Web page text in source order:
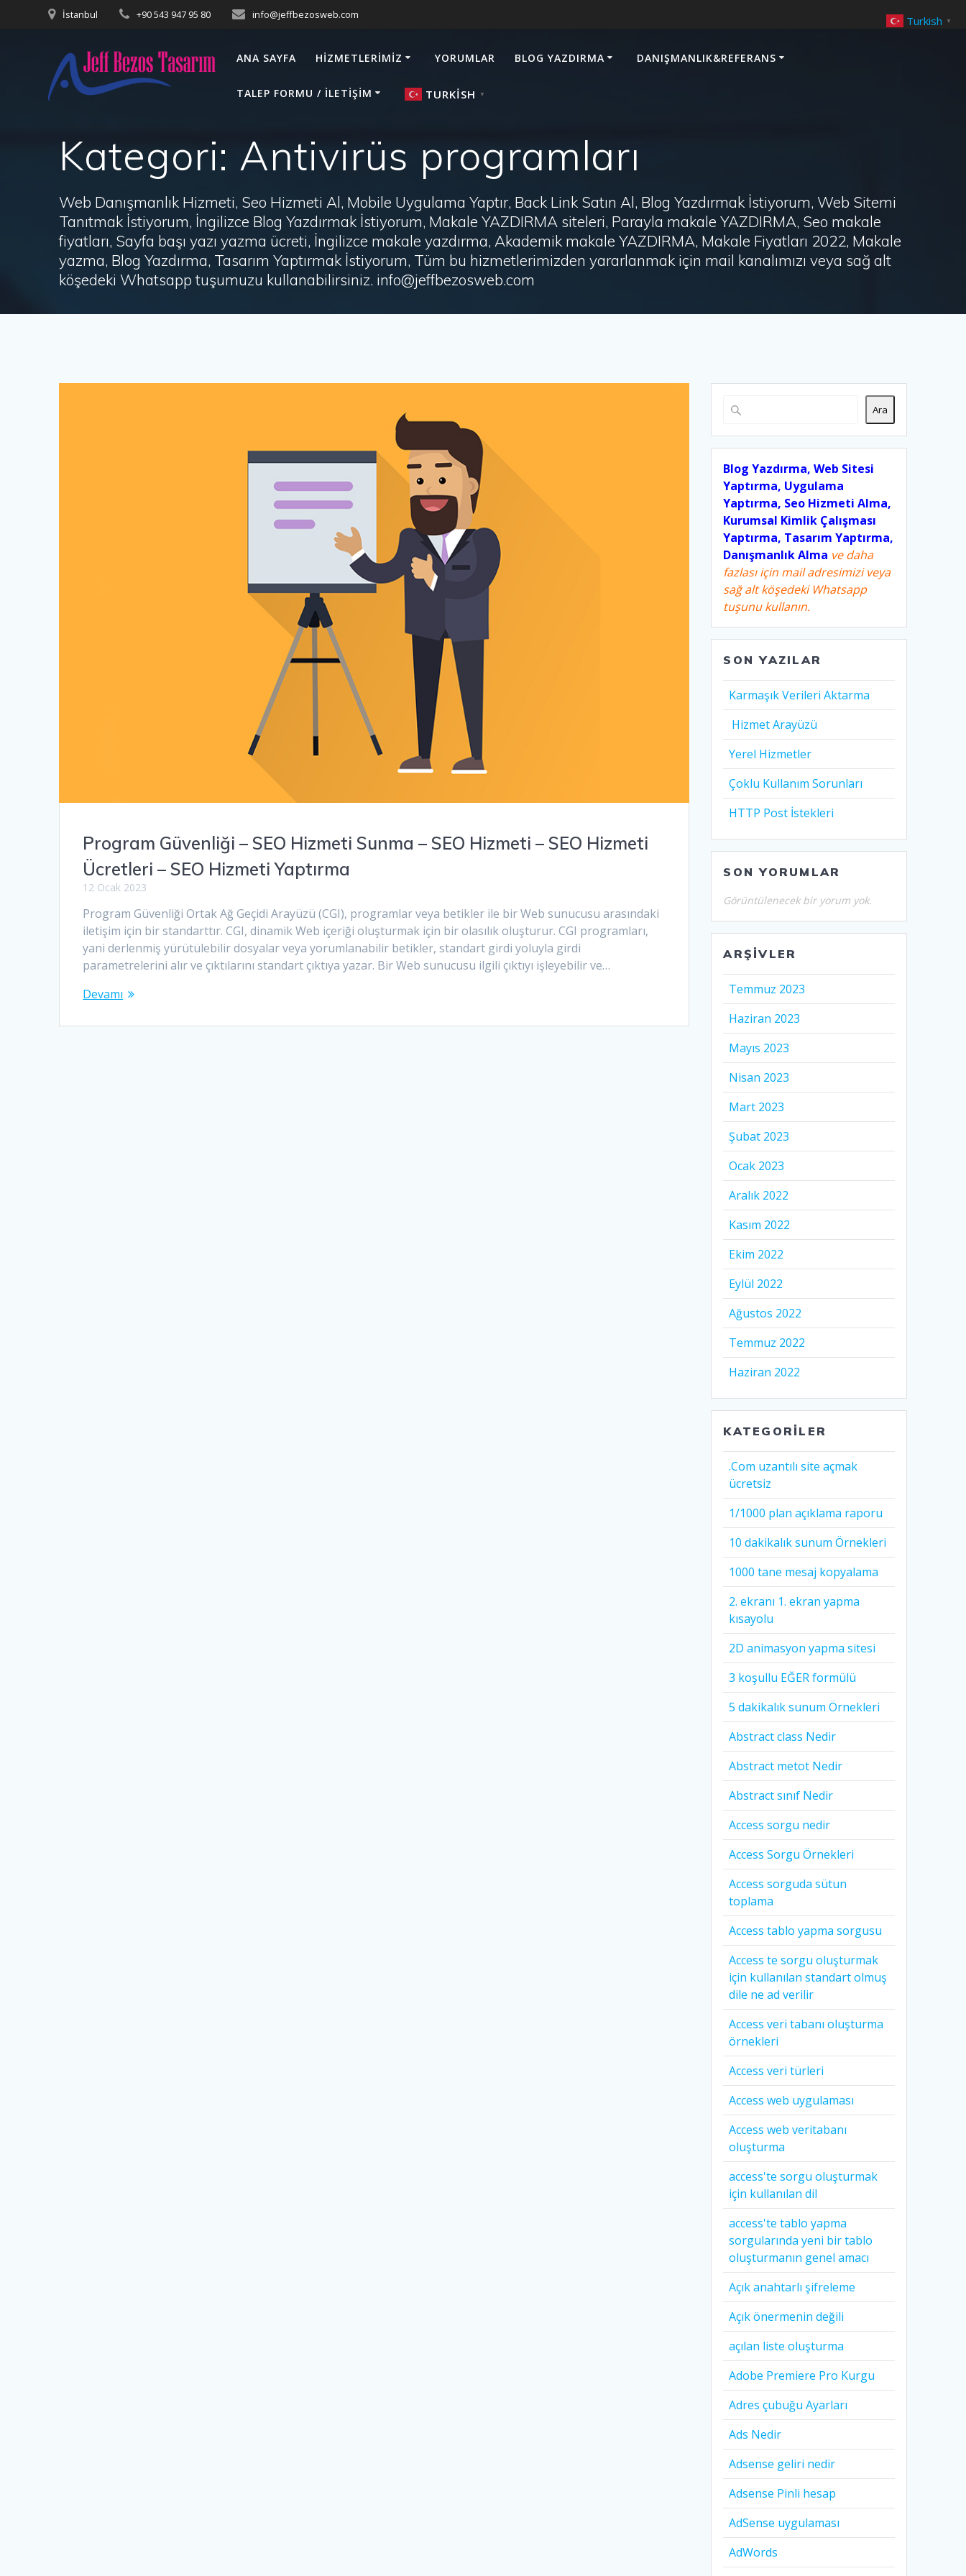
İstanbul +90 543 947 95 80 info@jeffbezosweb.com
ANA SAYFA HIZMETLERIMIZ YORUMLAR BLOG YAZDIRMA DANIŞMANLIK&REFERANS
TALEP FORMU / İLETIŞIM TURKISH ▼
Kategori: Antivirüs programları
Web Danışmanlık Hizmeti, Seo Hizmeti Al, Mobile Uygulama Yaptır, Back Link Satın Al, Blog Yazdırmak İstiyorum, Web Sitemi
Tanıtmak İstiyorum, İngilizce Blog Yazdırmak İstiyorum, Makale YAZDIRMA siteleri, Parayla makale YAZDIRMA, Seo makale
fiyatları, Sayfa başı yazı yazma ücreti, İngilizce makale yazdırma, Akademik makale YAZDIRMA, Makale Fiyatları 2022, Makale
yazma, Blog Yazdırma, Tasarım Yaptırmak İstiyorum, Tüm bu hizmetlerimizden yararlanmak için mail kanalımızı veya sağ alt
köşedeki Whatsapp tuşumuzu kullanabilirsiniz. info@jeffbezosweb.com
Program Güvenliği – SEO Hizmeti Sunma – SEO Hizmeti – SEO Hizmeti
Ücretleri – SEO Hizmeti Yaptırma
12 Ocak 2023
Program Güvenliği Ortak Ağ Geçidi Arayüzü (CGI), programlar veya betikler ile bir Web sunucusu arasındaki
iletişim için bir standarttır. CGI, dinamik Web içeriği oluşturmak için bir olasılık oluşturur. CGI programları,
yani derlenmiş yürütülebilir dosyalar veya yorumlanabilir betikler, standart girdi yoluyla girdi
parametrelerini alır ve çıktılarını standart çıktıya yazar. Bir Web sunucusu ilgili çıktıyı işleyebilir ve…
Devamı
Ara
Blog Yazdırma, Web Sitesi
Yaptırma, Uygulama
Yaptırma, Seo Hizmeti Alma,
Kurumsal Kimlik Çalışması
Yaptırma, Tasarım Yaptırma,
Danışmanlık Alma ve daha
fazlası için mail adresimizi veya
sağ alt köşedeki Whatsapp
tuşunu kullanın.
SON YAZILAR
Karmaşık Verileri Aktarma
Hizmet Arayüzü
Yerel Hizmetler
Çoklu Kullanım Sorunları
HTTP Post İstekleri
SON YORUMLAR
Görüntülenecek bir yorum yok.
ARŞIVLER
Temmuz 2023
Haziran 2023
Mayıs 2023
Nisan 2023
Mart 2023
Şubat 2023
Ocak 2023
Aralık 2022
Kasım 2022
Ekim 2022
Eylül 2022
Ağustos 2022
Temmuz 2022
Haziran 2022
KATEGORILER
.Com uzantılı site açmak
ücretsiz
1/1000 plan açıklama raporu
10 dakikalık sunum Örnekleri
1000 tane mesaj kopyalama
2. ekranı 1. ekran yapma
kısayolu
2D animasyon yapma sitesi
3 koşullu EĞER formülü
5 dakikalık sunum Örnekleri
Abstract class Nedir
Abstract metot Nedir
Abstract sınıf Nedir
Access sorgu nedir
Access Sorgu Örnekleri
Access sorguda sütun
toplama
Access tablo yapma sorgusu
Access te sorgu oluşturmak
için kullanılan standart olmuş
dile ne ad verilir
Access veri tabanı oluşturma
örnekleri
Access veri türleri
Access web uygulaması
Access web veritabanı
oluşturma
access'te sorgu oluşturmak
için kullanılan dil
access'te tablo yapma
sorgularında yeni bir tablo
oluşturmanın genel amacı
Açık anahtarlı şifreleme
Açık önermenin değili
açılan liste oluşturma
Adobe Premiere Pro Kurgu
Adres çubuğu Ayarları
Ads Nedir
Adsense geliri nedir
Adsense Pinli hesap
AdSense uygulaması
AdWords
Turkish ▼